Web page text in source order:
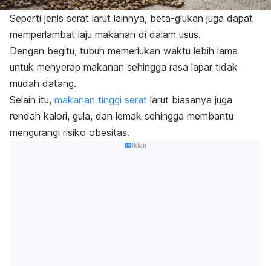
Seperti jenis serat larut lainnya, beta-glukan juga dapat
memperlambat laju makanan di dalam usus.
Dengan begitu, tubuh memerlukan waktu lebih lama
untuk menyerap makanan sehingga rasa lapar tidak
mudah datang.
Selain itu, makanan tinggi serat larut biasanya juga
rendah kalori, gula, dan lemak sehingga membantu
mengurangi risiko obesitas.
Iklan